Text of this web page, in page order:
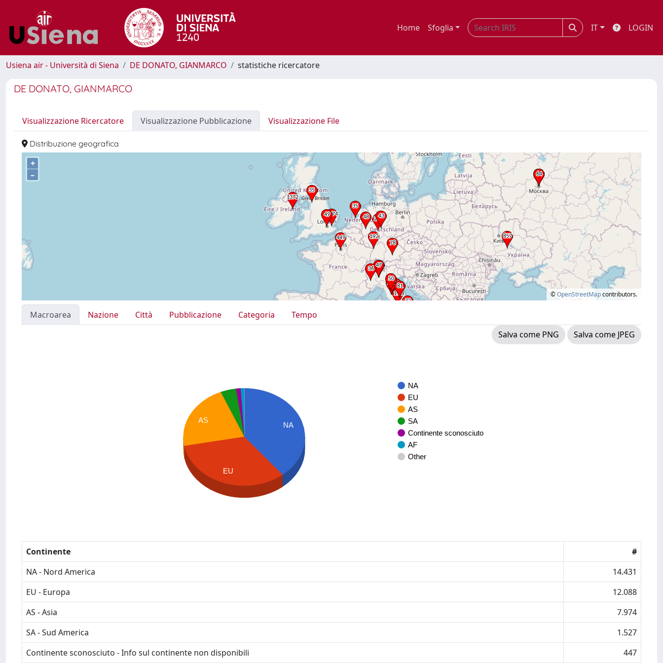
Home Sfoglia IT LOGIN
Usiena air - Università di Siena DE DONATO, GIANMARCO statistiche ricercatore
DE DONATO, GIANMARCO
Visualizzazione Ricercatore Visualizzazione Pubblicazione Visualizzazione File
Distribuzione geografica
+
–
©OpenStreetMapcontributors.
Macroarea Nazione Città Pubblicazione Categoria
Tempo
Salva come PNG
Salva come JPEG
NA
EU
AS
SA
Continente sconosciuto
AF
Other
NA
AS
EU
Continente
#
NA - Nord America
14.431
EU - Europa
12.088
AS - Asia
7.974
SA - Sud America
1.527
Continente sconosciuto - Info sul continente non disponibili
447